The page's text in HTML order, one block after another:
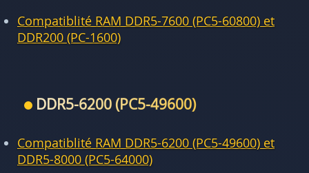
Compatiblité RAM DDR5-7600 (PC5-60800) et
DDR200 (PC-1600)
DDR5-6200 (PC5-49600)
Compatiblité RAM DDR5-6200 (PC5-49600) et
DDR5-8000 (PC5-64000)